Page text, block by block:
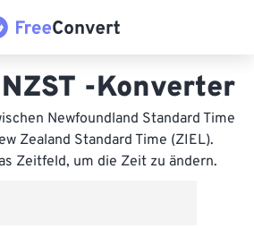
-Konverter
Newfoundland Standard Time
Zealand Standard Time (ZIEL).
Zeitfeld, um die Zeit zu ändern.